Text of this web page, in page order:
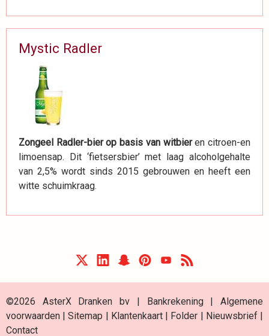
Mystic Radler
Zongeel Radler-bier op basis van witbieren citroen-en
limoensap. Dit ‘fietsersbier’ met laag alcoholgehalte
van 2,5% wordt sinds 2015 gebrouwen en heeft een
witte schuimkraag.
©2026 AsterX Dranken bv | Bankrekening|Algemene
voorwaarden |Sitemap | Klantenkaart| Folder | Nieuwsbrief|
Contact